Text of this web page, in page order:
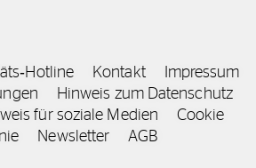
Kontakt
Impressum
Hinweis zum Datenschutz
für soziale Medien
Cookie
Newsletter AGB